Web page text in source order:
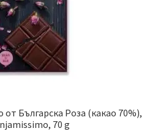
Българска Роза (какао 70%),
70 g